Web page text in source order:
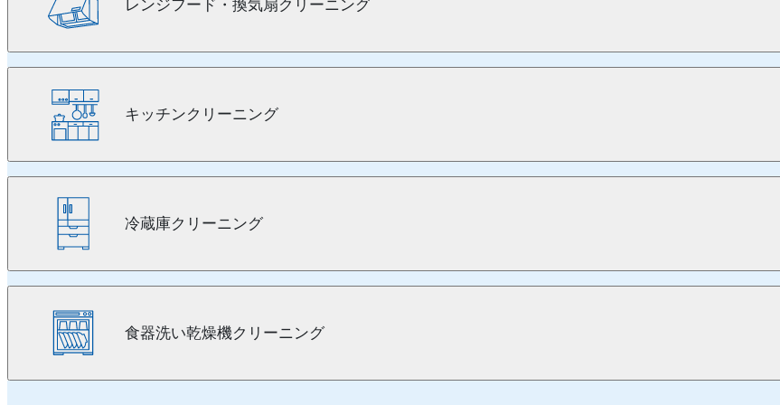
レンジフード・換気扇クリーニング
キッチンクリーニング
冷蔵庫クリーニング
食器洗い乾燥機クリーニング